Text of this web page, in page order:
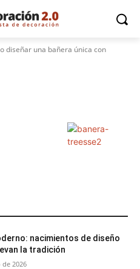
diseñar una bañera única con
nacimientos de diseño
la tradición
de 2026